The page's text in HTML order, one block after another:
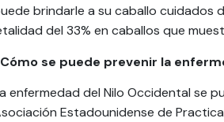
brindarle a su caballo cuidados
del 33% en caballos que
se puede prevenir la
enfermedad del Nilo Occidental se
Estadounidense de